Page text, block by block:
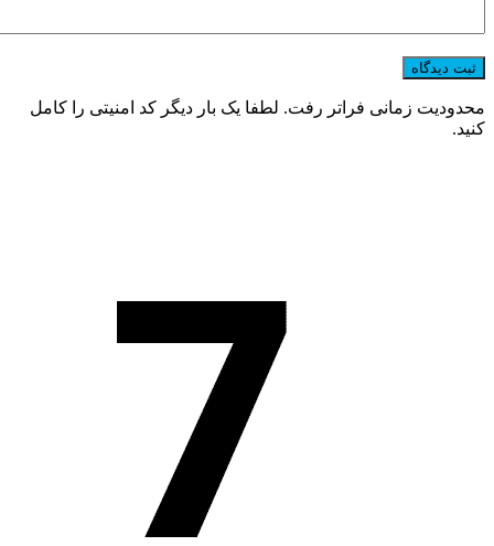
محدودیت زمانی فراتر رفت. لطفا یک بار دیگر کد امنیتی را کامل
کنید.